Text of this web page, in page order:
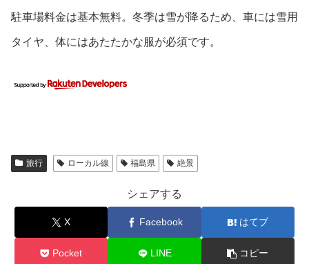
駐車場料金は基本無料。冬季は雪が降るため、車には雪用
タイヤ、体にはあたたかな服が必須です。
旅行 ローカル線 福島県 絶景
シェアする
X Facebook はてブ
Pocket LINE コピー